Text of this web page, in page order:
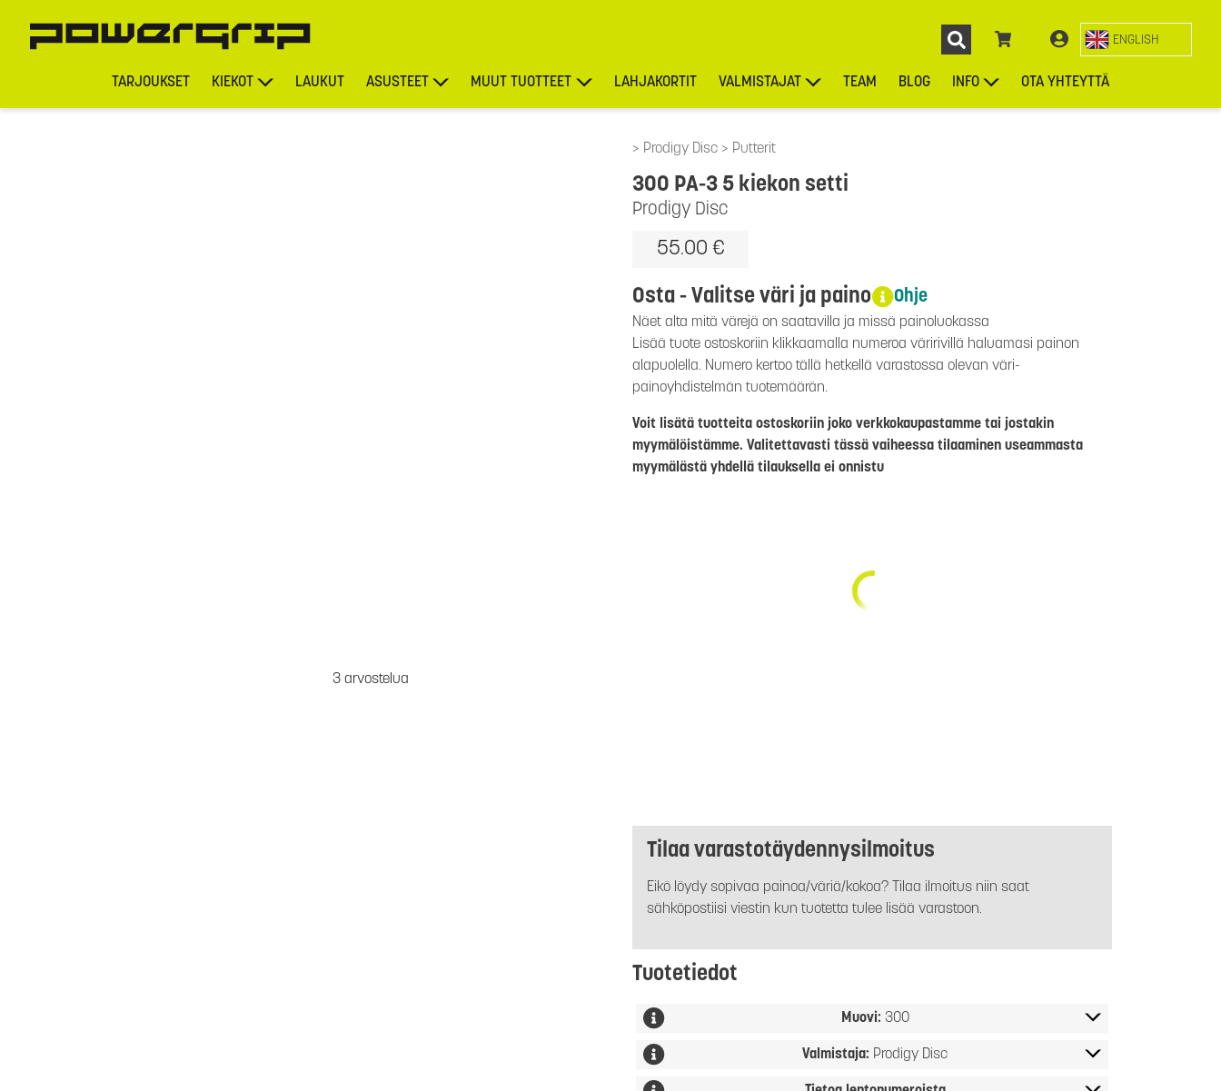
ENGLISH
TARJOUKSET KIEKOT LAUKUT ASUSTEET MUUT TUOTTEET LAHJAKORTIT VALMISTAJAT TEAM BLOG INFO OTA YHTEYTTÄ
Prodigy Disc Putterit
3 arvostelua
Prodigy Disc
300 PA-3 5 kiekon setti
55.00 €
Osta - Valitse väri ja paino Ohje
Näet alta mitä värejä on saatavilla ja missä painoluokassa
Lisää tuote ostoskoriin klikkaamalla numeroa väririvillä haluamasi painon
alapuolella. Numero kertoo tällä hetkellä varastossa olevan väri-
painoyhdistelmän tuotemäärän.
Voit lisätä tuotteita ostoskoriin joko verkkokaupastamme tai jostakin
myymälöistämme. Valitettavasti tässä vaiheessa tilaaminen useammasta
myymälästä yhdellä tilauksella ei onnistu
Tilaa varastotäydennysilmoitus
Eikö löydy sopivaa painoa/väriä/kokoa? Tilaa ilmoitus niin saat
sähköpostiisi viestin kun tuotetta tulee lisää varastoon.
Tuotetiedot
Muovi: 300
Valmistaja: Prodigy Disc